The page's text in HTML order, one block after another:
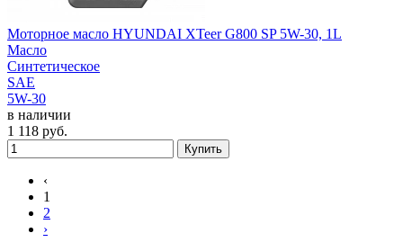
Моторное масло HYUNDAI XTeer G800 SP 5W-30, 1L
Масло
Синтетическое
SAE
5W-30
в наличии
1 118 руб.
Купить
‹
1
2
›